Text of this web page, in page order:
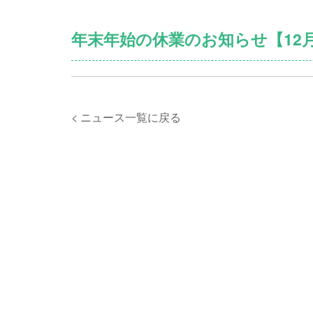
年末年始の休業のお知らせ【12
< ニュース一覧に戻る